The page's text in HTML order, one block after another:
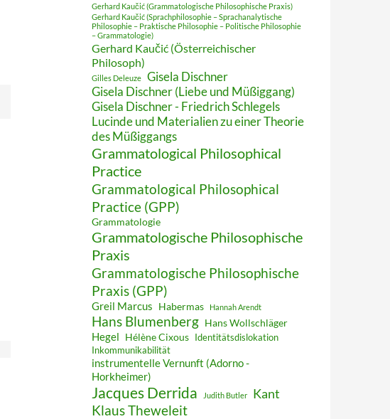
Gerhard Kaučić (Grammatologische Philosophische Praxis)
Gerhard Kaučić (Sprachphilosophie – Sprachanalytische
Philosophie – Praktische Philosophie – Politische Philosophie
– Grammatologie)
Gerhard Kaučić (Österreichischer
Philosoph)
Gilles Deleuze
Gisela Dischner
Gisela Dischner (Liebe und Müßiggang)
Gisela Dischner - Friedrich Schlegels
Lucinde und Materialien zu einer Theorie
des Müßiggangs
Grammatological Philosophical
Practice
Grammatological Philosophical
Practice (GPP)
Grammatologie
Grammatologische Philosophische
Praxis
Grammatologische Philosophische
Praxis (GPP)
Greil Marcus Habermas Hannah Arendt
Hans Blumenberg Hans Wollschläger
Hegel Hélène Cixous Identitätsdislokation
Inkommunikabilität
instrumentelle Vernunft (Adorno -
Horkheimer)
Jacques Derrida Judith Butler Kant
Klaus Theweleit